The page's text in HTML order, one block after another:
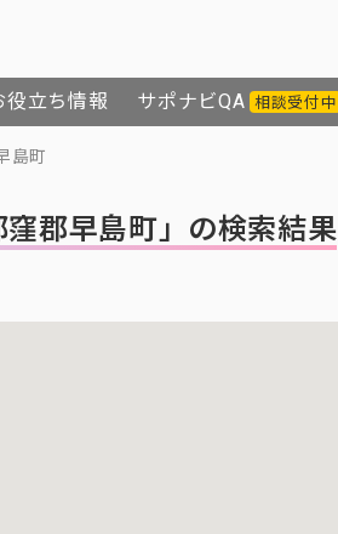
役立ち情報 サポナビQA 相談受付中
島町
窪郡早島町」の検索結果